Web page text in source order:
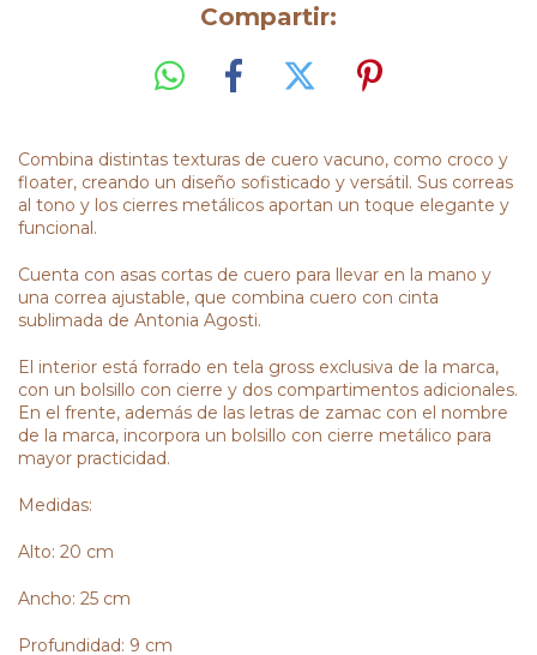
Compartir:
Combina distintas texturas de cuero vacuno, como croco y
floater, creando un diseño sofisticado y versátil. Sus correas
al tono y los cierres metálicos aportan un toque elegante y
funcional.
Cuenta con asas cortas de cuero para llevar en la mano y
una correa ajustable, que combina cuero con cinta
sublimada de Antonia Agosti.
El interior está forrado en tela gross exclusiva de la marca,
con un bolsillo con cierre y dos compartimentos adicionales.
En el frente, además de las letras de zamac con el nombre
de la marca, incorpora un bolsillo con cierre metálico para
mayor practicidad.
Medidas:
Alto: 20 cm
Ancho: 25 cm
Profundidad: 9 cm